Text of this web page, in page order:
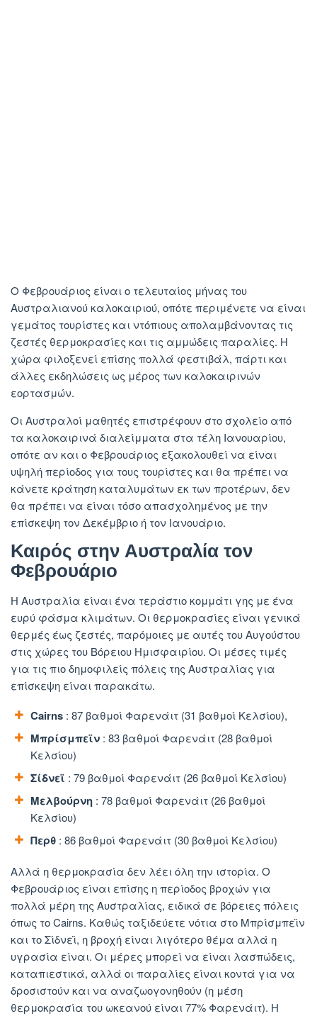
Ο Φεβρουάριος είναι ο τελευταίος μήνας του
Αυστραλιανού καλοκαιριού, οπότε περιμένετε να είναι
γεμάτος τουρίστες και ντόπιους απολαμβάνοντας τις
ζεστές θερμοκρασίες και τις αμμώδεις παραλίες. Η
χώρα φιλοξενεί επίσης πολλά φεστιβάλ, πάρτι και
άλλες εκδηλώσεις ως μέρος των καλοκαιρινών
εορτασμών.
Οι Αυστραλοί μαθητές επιστρέφουν στο σχολείο από
τα καλοκαιρινά διαλείμματα στα τέλη Ιανουαρίου,
οπότε αν και ο Φεβρουάριος εξακολουθεί να είναι
υψηλή περίοδος για τους τουρίστες και θα πρέπει να
κάνετε κράτηση καταλυμάτων εκ των προτέρων, δεν
θα πρέπει να είναι τόσο απασχολημένος με την
επίσκεψη τον Δεκέμβριο ή τον Ιανουάριο.
Καιρός στην Αυστραλία τον
Φεβρουάριο
Η Αυστραλία είναι ένα τεράστιο κομμάτι γης με ένα
ευρύ φάσμα κλιμάτων. Οι θερμοκρασίες είναι γενικά
θερμές έως ζεστές, παρόμοιες με αυτές του Αυγούστου
στις χώρες του Βόρειου Ημισφαιρίου. Οι μέσες τιμές
για τις πιο δημοφιλείς πόλεις της Αυστραλίας για
επίσκεψη είναι παρακάτω.
Cairns : 87 βαθμοί Φαρενάιτ (31 βαθμοί Κελσίου),
Μπρίσμπεϊν : 83 βαθμοί Φαρενάιτ (28 βαθμοί
Κελσίου)
Σίδνεϊ : 79 βαθμοί Φαρενάιτ (26 βαθμοί Κελσίου)
Μελβούρνη : 78 βαθμοί Φαρενάιτ (26 βαθμοί
Κελσίου)
Περθ : 86 βαθμοί Φαρενάιτ (30 βαθμοί Κελσίου)
Αλλά η θερμοκρασία δεν λέει όλη την ιστορία. Ο
Φεβρουάριος είναι επίσης η περίοδος βροχών για
πολλά μέρη της Αυστραλίας, ειδικά σε βόρειες πόλεις
όπως το Cairns. Καθώς ταξιδεύετε νότια στο Μπρίσμπεϊν
και το Σίδνεϊ, η βροχή είναι λιγότερο θέμα αλλά η
υγρασία είναι. Οι μέρες μπορεί να είναι λασπώδεις,
καταπιεστικά, αλλά οι παραλίες είναι κοντά για να
δροσιστούν και να αναζωογονηθούν (η μέση
θερμοκρασία του ωκεανού είναι 77% Φαρενάιτ). Η